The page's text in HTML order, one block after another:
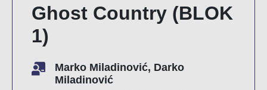
Ghost Country (BLOK
1)
Marko Miladinović, Darko
Miladinović